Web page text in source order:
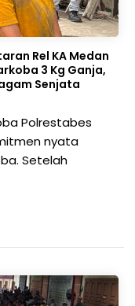
Rel KA Medan
3 Kg Ganja,
Senjata
Polrestabes
nyata
Setelah